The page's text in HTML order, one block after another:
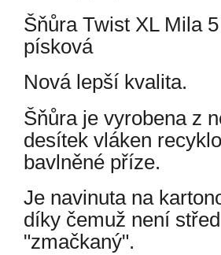
Šňůra Twist XL Mila
písková
Nová lepší kvalita.
Šňůra je vyrobena z
desítek vláken
bavlněné příze.
Je navinuta na
díky čemuž není
"zmačkaný".